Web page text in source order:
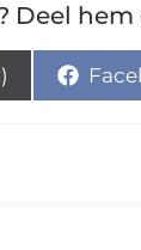
Deel hem